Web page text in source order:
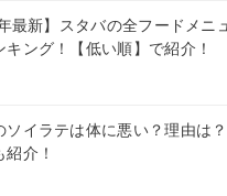
最新】スタバの全フードメニ
キング！【低い順】で紹介！
ソイラテは体に悪い？理由は
介！